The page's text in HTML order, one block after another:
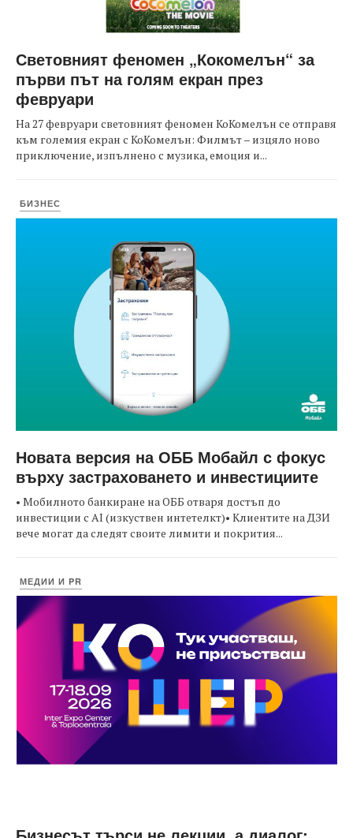
Световният феномен „Кокомелън“ за
първи път на голям екран през
февруари
На 27 февруари световният феномен КоКомелън се отправя
към големия екран с КоКомелън: Филмът – изцяло ново
приключение, изпълнено с музика, емоция и...
БИЗНЕС
Новата версия на ОББ Мобайл с фокус
върху застраховането и инвестициите
• Мобилното банкиране на ОББ отваря достъп до
инвестиции с AI (изкуствен интетелкт)• Клиентите на ДЗИ
вече могат да следят своите лимити и покрития...
МЕДИИ И PR